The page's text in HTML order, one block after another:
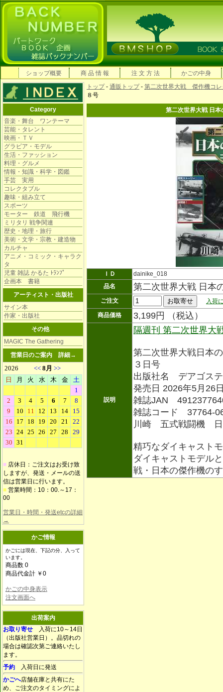
ショップ概要 商 品 情 報 注 文 方 法 かごの中身
Category
音楽・舞台 ワンテーマ
芸能・タレント
映画・ＴＶ
グラビア・モデル
生活・ファッション
料理・グルメ
情報・知識・科学・図鑑
手芸 実用
コレクタブル
趣味・組み立て
スポーツ
モーター 鉄道 飛行機
ミリタリ 戦争関連
歴史・地理・旅行
美術・文学・宗教・建造物
カルチャ
アニメ・コミック・キャラク
タ
児童 雑誌 かるた ﾄﾗﾝﾌﾟ
企画本 書籍
アーティスト・出版社
サイン本
作家・出版社
その他
MAGIC The Gathering
営業日のご案内 詳細→
■ 店休日：ご注文はお受け致
しますが、発送・メールの送
信は営業日に行います。
■ 営業時間：10：00.～17：
00
営業日・時間・発送etcの詳細
→
かご情報
かごには現在、下記の分、入って
います。
商品数 0
商品代金計 ￥0
かごの中身表示
注文画面へ
出荷案内
お取り寄せ 入荷に10～14日
（出版社営業日）。品切れの
場合は確認次第ご連絡いたし
ます。
予約 入荷日に発送
かごへ店舗在庫と共有にた
め、ご注文のタイミングによ
トップ- 通販トップ- 第二次世界大戦 傑作機コレ
８号
第二次世界大戦 日
ＩＤ
dainike_018
品名
第二次世界大戦 日本
ご注文
入荷
商品価格
3,199円 （税込）
説明
隔週刊 第二次世界
第二次世界大戦日本
３日号
出版社名 デアゴス
発売日 2026年5月26
雑誌JAN
雑誌コード 37764-
川崎 五式戦闘機 日
精巧なダイキャスト
ダイキャストモデル
戦・日本の傑作機の